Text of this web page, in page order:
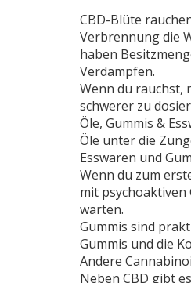
CBD-Blüte
Verbrennung die
haben
Verdampfen.
Wenn du rauchst,
schwerer zu
Öle, Gummis &
Öle unter die
Esswaren und
Wenn du zum
mit
warten.
Gummis sind
Gummis und die
Andere
Neben CBD gibt